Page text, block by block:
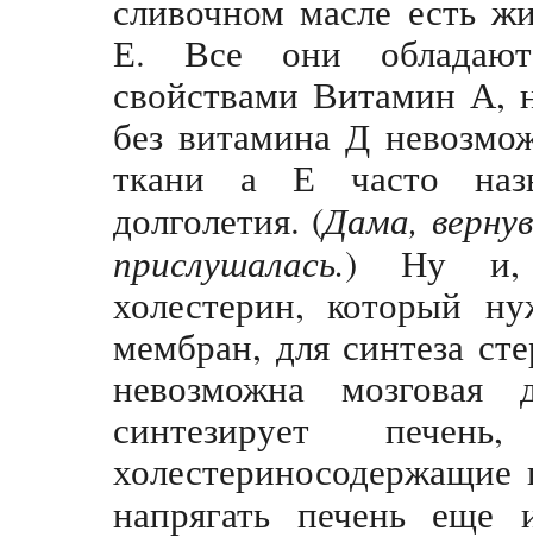
сливочном масле есть
Е. Все они обладают
свойствами Витамин А,
без витамина Д
ткани а Е часто
долголетия. (Дама,
прислушалась.) Ну и,
холестерин, который
мембран, для синтеза
невозможна мозговая
синтезирует
напрягать печень